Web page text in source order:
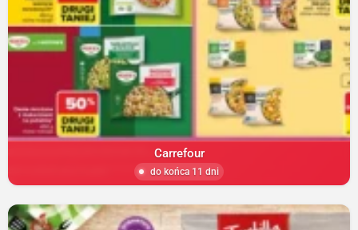
Carrefour
do końca 11 dni